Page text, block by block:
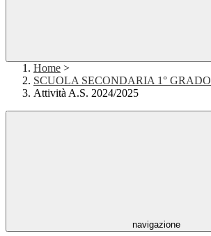
Home >
SCUOLA SECONDARIA 1° GRADO
Attività A.S. 2024/2025
navigazione